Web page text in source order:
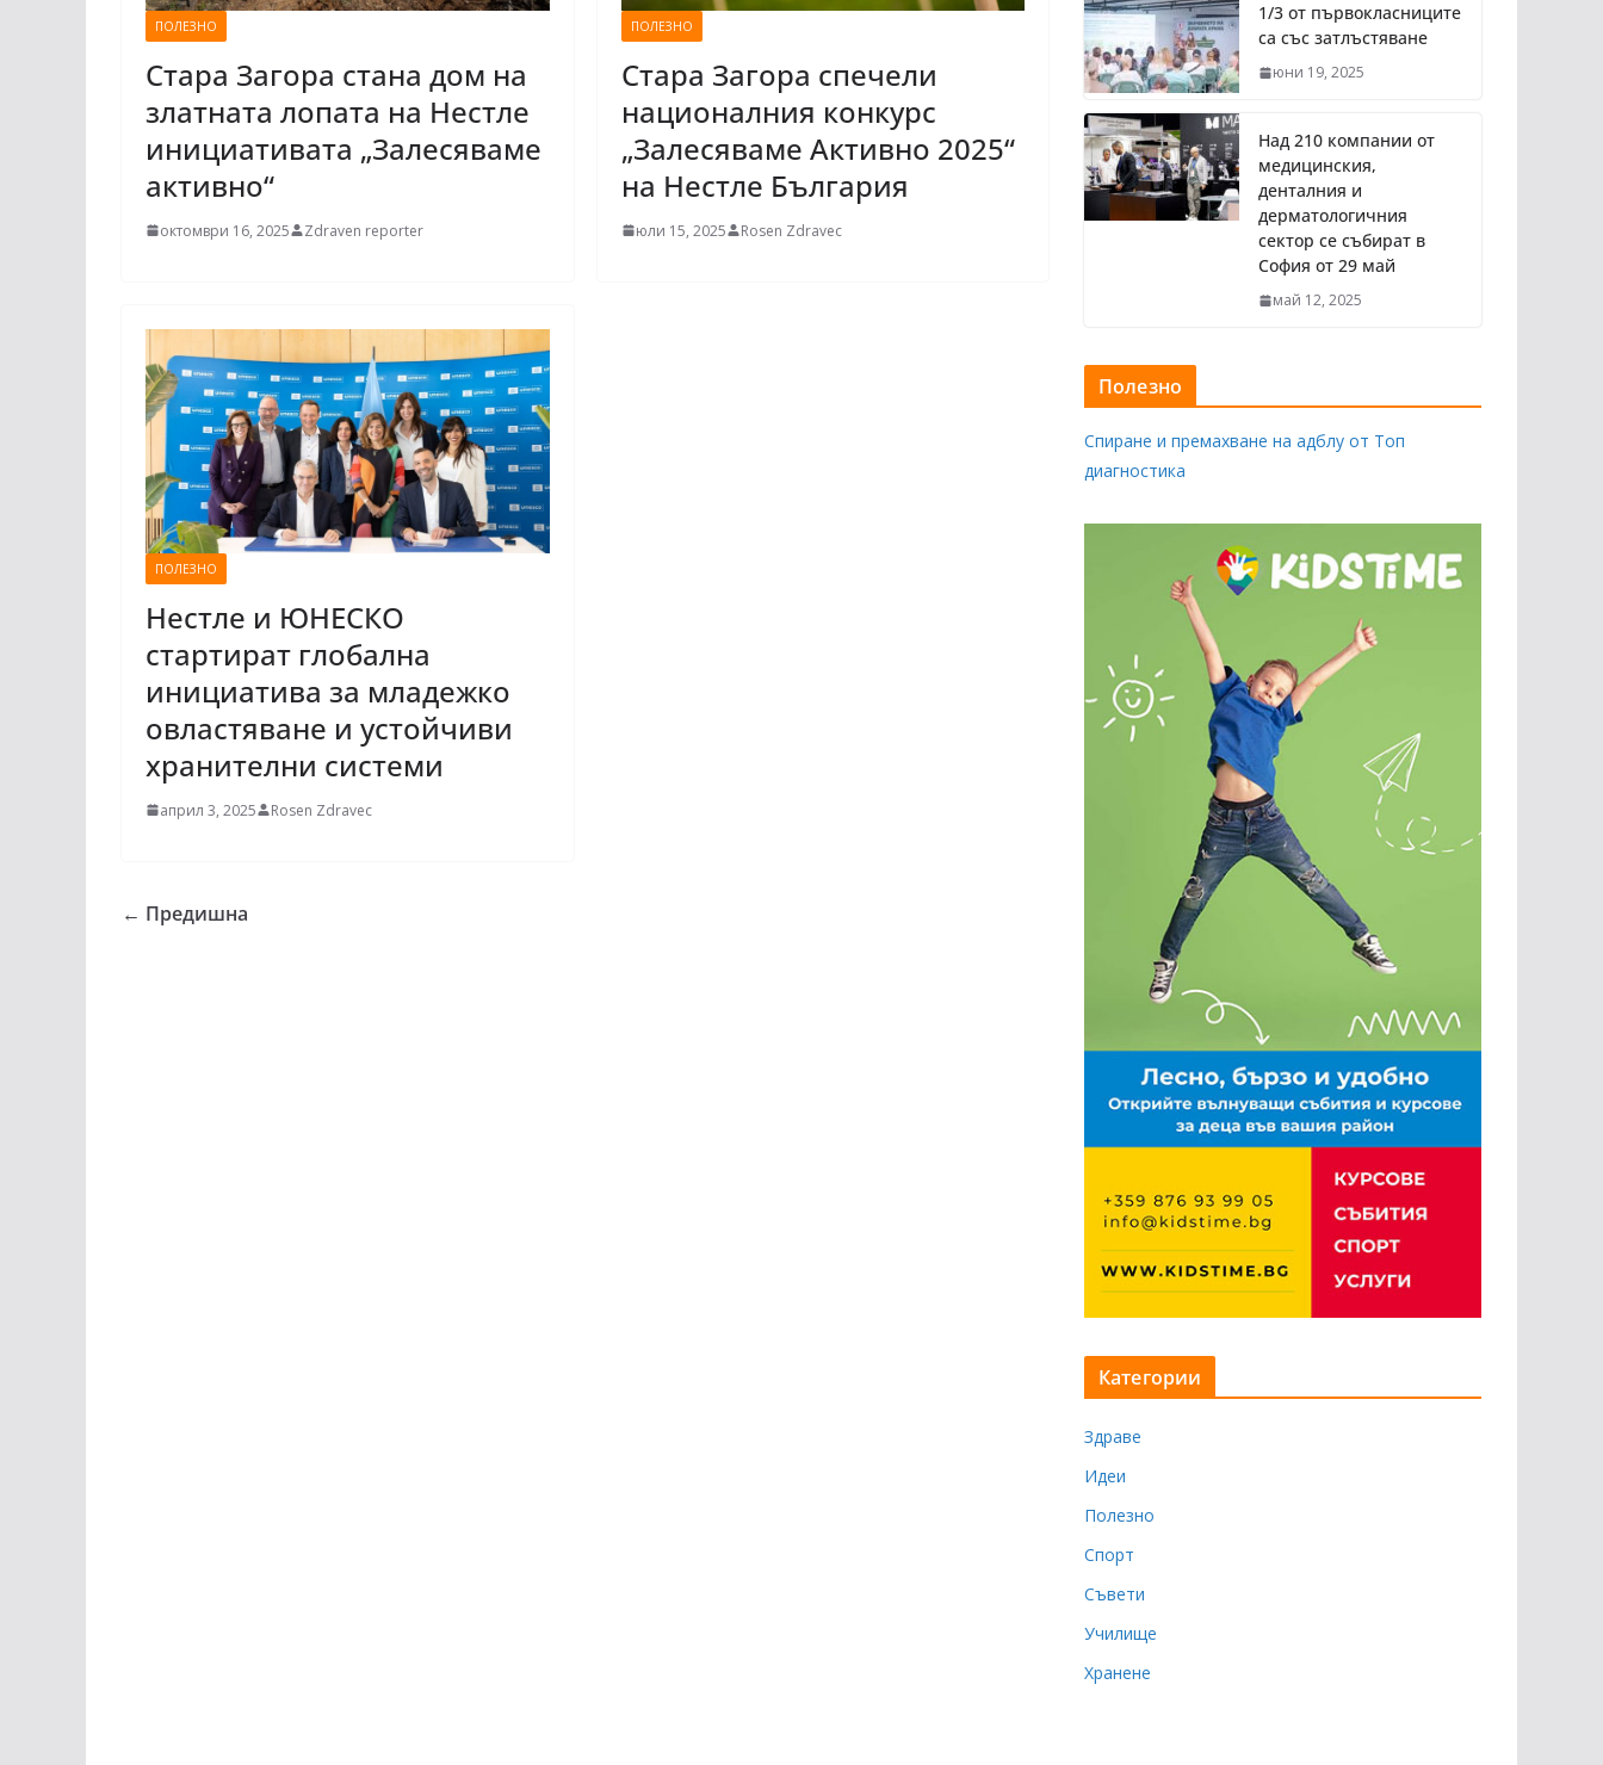
ПОЛЕЗНО
Стара Загора стана дом на
златната лопата на Нестле
инициативата „Залесяваме
активно“
октомври 16, 2025 Zdraven reporter
ПОЛЕЗНО
Стара Загора спечели
националния конкурс
„Залесяваме Активно 2025“
на Нестле България
юли 15, 2025 Rosen Zdravec
ПОЛЕЗНО
Нестле и ЮНЕСКО
стартират глобална
инициатива за младежко
овластяване и устойчиви
хранителни системи
април 3, 2025 Rosen Zdravec
← Предишна
1/3 от първокласниците
са със затлъстяване
юни 19, 2025
Над 210 компании от
медицинския,
денталния и
дерматологичния
сектор се събират в
София от 29 май
май 12, 2025
Полезно
Спиране и премахване на адблу от Топ
диагностика
Категории
Здраве
Идеи
Полезно
Спорт
Съвети
Училище
Хранене